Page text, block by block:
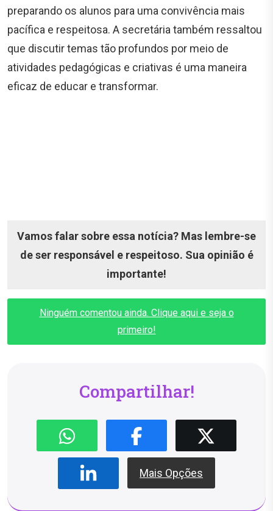
preparando os alunos para uma convivência mais
pacífica e respeitosa. A secretária também ressaltou
que discutir temas tão profundos por meio de
atividades pedagógicas e criativas é uma maneira
eficaz de educar e transformar.
Vamos falar sobre essa notícia? Mas lembre-se
de ser responsável e respeitoso. Sua opinião é
importante!
Ninguém comentou ainda. Clique aqui e seja o
primeiro!
Compartilhar!
Mais Opções